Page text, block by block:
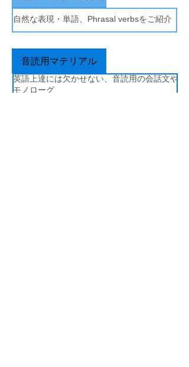
​自然な表現・単語、Phrasal verbsをご紹介
音読用マテリアル
英語上達には欠かせない、音読用の会話文や
モノローグ